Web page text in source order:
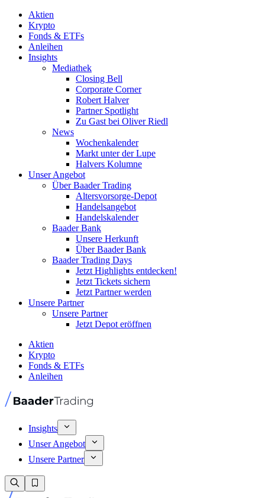
Aktien
Krypto
Fonds & ETFs
Anleihen
Insights
Mediathek
Closing Bell
Corporate Corner
Robert Halver
Partner Spotlight
Zu Gast bei Oliver Riedl
News
Wochenkalender
Markt unter der Lupe
Halvers Kolumne
Unser Angebot
Über Baader Trading
Altersvorsorge-Depot
Handelsangebot
Handelskalender
Baader Bank
Unsere Herkunft
Über Baader Bank
Baader Trading Days
Jetzt Highlights entdecken!
Jetzt Tickets sichern
Jetzt Partner werden
Unsere Partner
Unsere Partner
Jetzt Depot eröffnen
Aktien
Krypto
Fonds & ETFs
Anleihen
Insights
Unser Angebot
Unsere Partner